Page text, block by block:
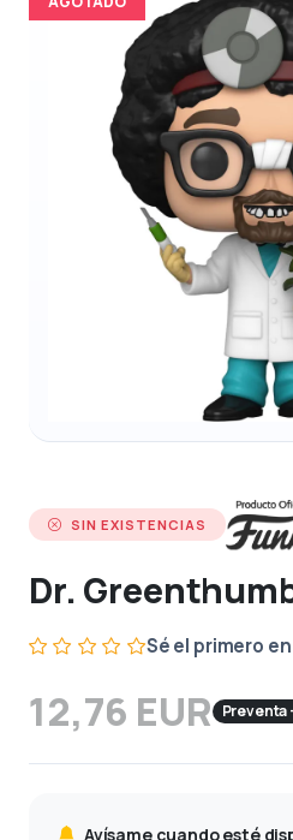
SIN EXISTENCIAS
Dr.
Sé el primero
12,76 EUR Preventa
Avísame cuando esté